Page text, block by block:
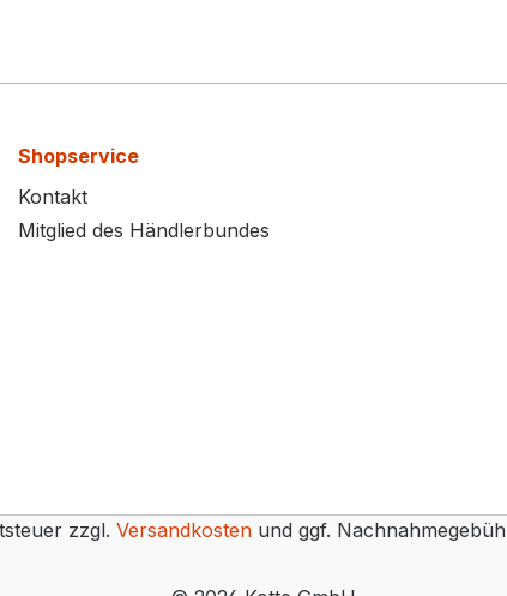
Shopservice
Kontakt
Mitglied des Händlerbundes
zzgl. Versandkosten und ggf.